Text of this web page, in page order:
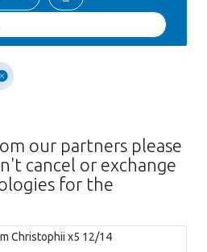
our partners please
cancel or exchange
for the
Christophii x5 12/14